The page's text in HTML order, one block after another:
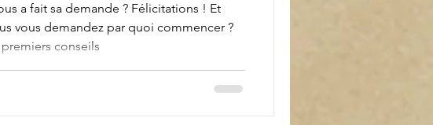
a fait sa demande ? Félicitations ! Et
vous demandez par quoi commencer ?
conseils